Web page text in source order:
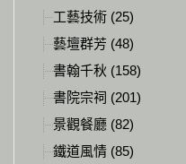
工藝技術 (25)
藝壇群芳 (48)
書翰千秋 (158)
書院宗祠 (201)
景觀餐廳 (82)
鐵道風情 (85)